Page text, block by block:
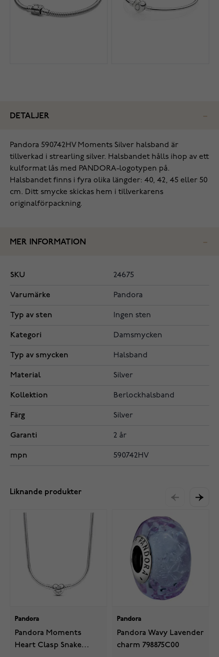
DETALJER
Pandora 590742HV Moments Silver halsband är
tillverkad i strearling silver. Halsbandet hålls ihop av ett
kulformat lås med PANDORA-logotypen på.
Halsbandet finns i fyra olika längder: 40, 42, 45 eller 50
cm. Ditt smycke skickas hem i tillverkarens
originalförpackning.
MER INFORMATION
SKU 24675
Varumärke Pandora
Typ av sten Ingen sten
Kategori Damsmycken
Typ av smycken Halsband
Material Silver
Kollektion Berlockhalsband
Färg Silver
Garanti 2 år
mpn 590742HV
Liknande produkter
Pandora
Pandora Moments
Heart Clasp Snake
Pandora
Pandora Wavy Lavender
charm 798875C00